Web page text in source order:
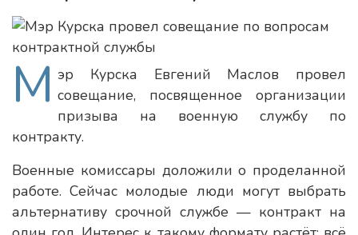
М эр Курска Евгений Маслов провел
совещание, посвященное организации
призыва на военную службу по
контракту.
Военные комиссары доложили о проделанной
работе. Сейчас молодые люди могут выбрать
альтернативу срочной службе — контракт на